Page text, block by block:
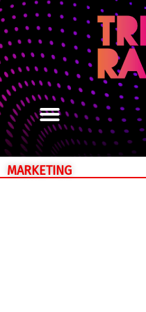
MARKETING